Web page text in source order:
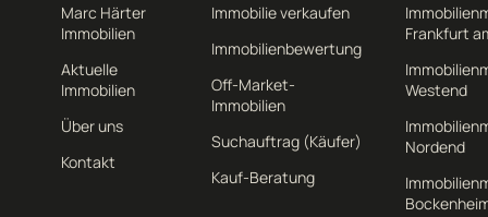
Marc Härter
Immobilien
Aktuelle
Immobilien
Über uns
Kontakt
Immobilie verkaufen
Immobilienbewertung
Off-Market-
Immobilien
Suchauftrag (Käufer)
Kauf-Beratung
Frankfurt
Westend
Nordend